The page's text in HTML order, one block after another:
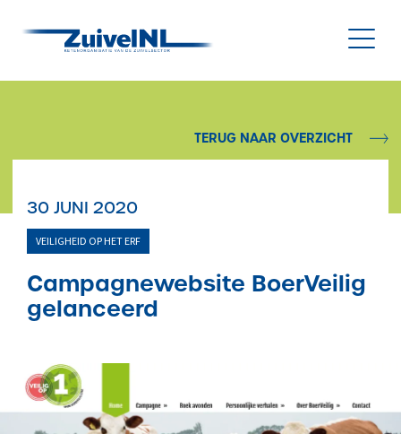
Duurzaamheid
Diergezondheid
Onderzoek & Innovatie
Gegevensbeheer & Verstrekking
Marktinformatie
TERUG NAAR OVERZICHT
30 JUNI 2020
VEILIGHEID OP HET ERF
Campagnewebsite BoerVeilig
gelanceerd